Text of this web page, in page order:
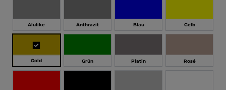
Alulike Anthrazit Blau Gelb
Gold Grün Platin Rosé